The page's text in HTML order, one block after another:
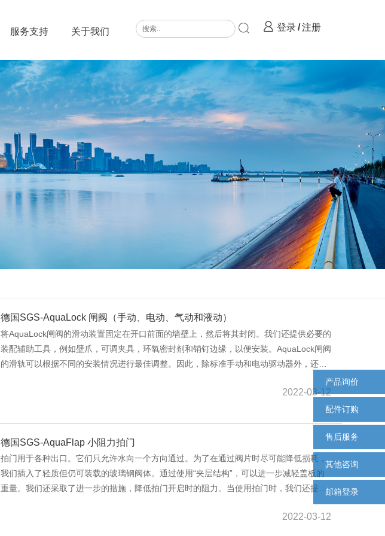
服务支持 关于我们 登录/注册
德国SGS-AquaLock 闸阀（手动、电动、气动和液动）
将AquaLock闸阀的滑动装置固定在开口前面的墙壁上，然后将其封闭。我们还提供必要的
装配辅助工具，例如壁爪，可调夹具，环氧密封剂和销钉边缘，以便安装。AquaLock闸阀
的滑轨可以根据不同的安装情况进行最佳调整。因此，除标准手动和电动驱动器外，还可
以使用带里程表的液压驱动作为标准配置。这允许同时用作节流阀滑阀和冲洗阀。液压执
行器的另一个优点是可选择使用蓄压器，即使在完全停电的情况下也可以进行多达五次完
2022-03-12
德国SGS-AquaFlap 小阻力拍门
拍门用于各种出口。它们只允许水向一个方向通过。为了在通过阀片时尽可能降低损耗，
我们插入了轻质但仍可装载的玻璃钢阀体。通过使用“夹层结构”，可以进一步减轻盖板的
重量。我们还采取了进一步的措施，降低拍门开启时的阻力。当使用拍门时，我们还提供
必要的测量技术来检测溢出流量。 通过考虑上水位和下水位以及止回阀的损失系数，可以
确定流速。 这里实现的测量精度低于Aqua-Mes系统的可实现值。 因此，建议将Aqua-
2022-03-12
产品询价
配件订购
售后服务
其他咨询
邮箱登录